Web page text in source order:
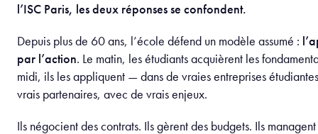
l’ISC Paris, les deux réponses se confondent.
Depuis plus de 60 ans, l’école défend un modèle assumé :
par l’action. Le matin, les étudiants acquièrent les
midi, ils les appliquent — dans de vraies entreprises
vrais partenaires, avec de vrais enjeux.
Ils négocient des contrats. Ils gèrent des budgets. Ils